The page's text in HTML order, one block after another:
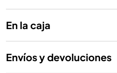
En la caja
Envíos y devoluciones